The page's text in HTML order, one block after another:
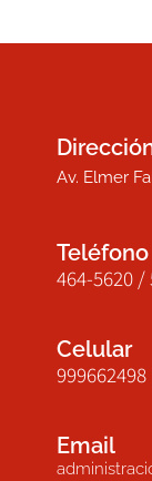
Av. Elmer
Teléfono
464-5620 /
Celular
999662498
Email